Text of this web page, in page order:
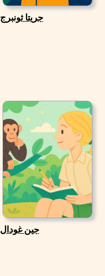
جريتا ثونبرج
جين غودال